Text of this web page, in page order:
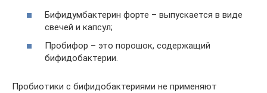
Бифидумбактерин форте – выпускается в виде
свечей и капсул;
Пробифор – это порошок, содержащий
бифидобактерии.
Пробиотики с бифидобактериями не применяют